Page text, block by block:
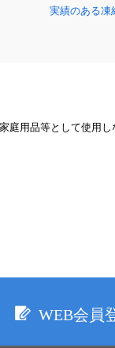
実績のある凍
庭用品等として使用し
WEB会員